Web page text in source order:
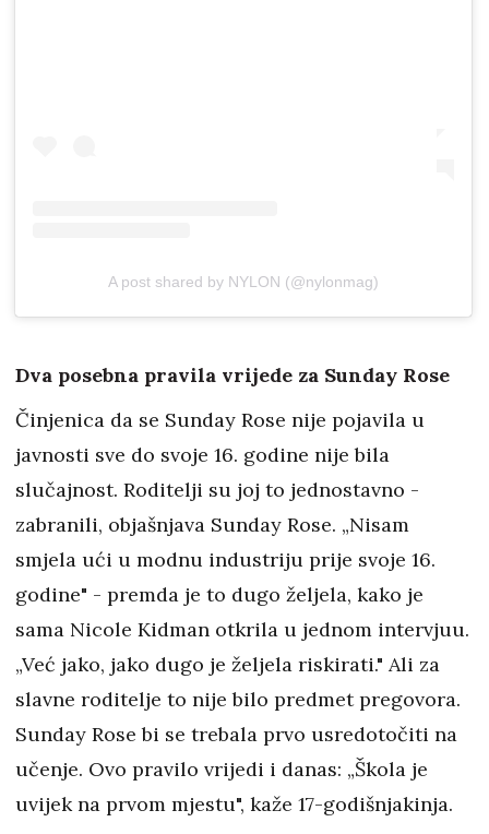
A post shared by NYLON (@nylonmag)
Dva posebna pravila vrijede za Sunday Rose
Činjenica da se Sunday Rose nije pojavila u
javnosti sve do svoje 16. godine nije bila
slučajnost. Roditelji su joj to jednostavno -
zabranili, objašnjava Sunday Rose. „Nisam
smjela ući u modnu industriju prije svoje 16.
godine" - premda je to dugo željela, kako je
sama Nicole Kidman otkrila u jednom intervjuu.
„Već jako, jako dugo je željela riskirati." Ali za
slavne roditelje to nije bilo predmet pregovora.
Sunday Rose bi se trebala prvo usredotočiti na
učenje. Ovo pravilo vrijedi i danas: „Škola je
uvijek na prvom mjestu", kaže 17-godišnjakinja.